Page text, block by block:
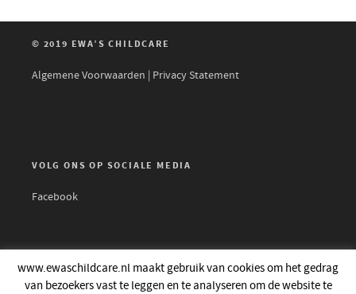
© 2019 EWA’S CHILDCARE
Algemene Voorwaarden | Privacy Statement
VOLG ONS OP SOCIALE MEDIA
Facebook
www.ewaschildcare.nl maakt gebruik van cookies om het gedrag
van bezoekers vast te leggen en te analyseren om de website te